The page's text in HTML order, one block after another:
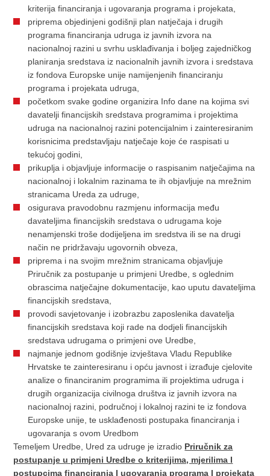
kriterija financiranja i ugovaranja programa i projekata,
priprema objedinjeni godišnji plan natječaja i drugih
programa financiranja udruga iz javnih izvora na
nacionalnoj razini u svrhu usklađivanja i boljeg zajedničkog
planiranja sredstava iz nacionalnih javnih izvora i sredstava
iz fondova Europske unije namijenjenih financiranju
programa i projekata udruga,
početkom svake godine organizira Info dane na kojima svi
davatelji financijskih sredstava programima i projektima
udruga na nacionalnoj razini potencijalnim i zainteresiranim
korisnicima predstavljaju natječaje koje će raspisati u
tekućoj godini,
prikuplja i objavljuje informacije o raspisanim natječajima na
nacionalnoj i lokalnim razinama te ih objavljuje na mrežnim
stranicama Ureda za udruge,
osigurava pravodobnu razmjenu informacija među
davateljima financijskih sredstava o udrugama koje
nenamjenski troše dodijeljena im sredstva ili se na drugi
način ne pridržavaju ugovornih obveza,
priprema i na svojim mrežnim stranicama objavljuje
Priručnik za postupanje u primjeni Uredbe, s oglednim
obrascima natječajne dokumentacije, kao uputu davateljima
financijskih sredstava,
provodi savjetovanje i izobrazbu zaposlenika davatelja
financijskih sredstava koji rade na dodjeli financijskih
sredstava udrugama o primjeni ove Uredbe,
najmanje jednom godišnje izvještava Vladu Republike
Hrvatske te zainteresiranu i opću javnost i izrađuje cjelovite
analize o financiranim programima ili projektima udruga i
drugih organizacija civilnoga društva iz javnih izvora na
nacionalnoj razini, područnoj i lokalnoj razini te iz fondova
Europske unije, te usklađenosti postupaka financiranja i
ugovaranja s ovom Uredbom
Temeljem Uredbe, Ured za udruge je izradio Priručnik za
postupanje u primjeni Uredbe o kriterijima, mjerilima I
postupcima financiranja I ugovaranja programa I projekata